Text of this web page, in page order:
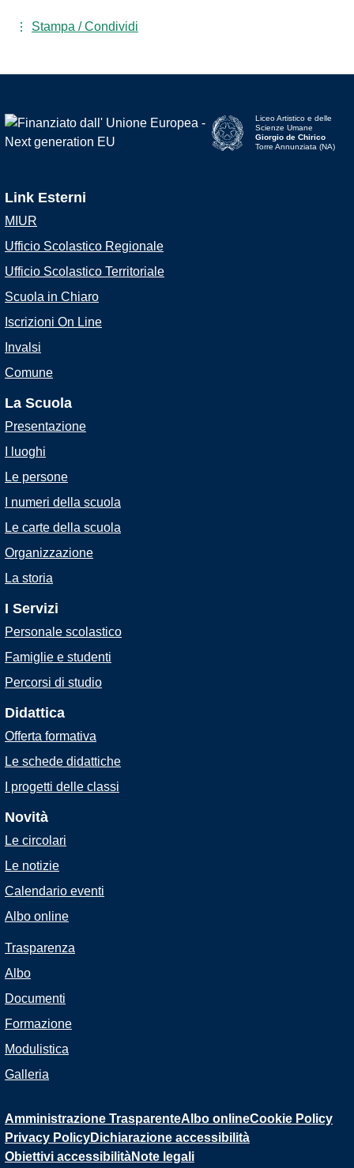
Stampa / Condividi
Liceo Artistico e delle
Scienze Umane
Giorgio de Chirico
Torre Annunziata (NA)
Link Esterni
MIUR
Ufficio Scolastico Regionale
Ufficio Scolastico Territoriale
Scuola in Chiaro
Iscrizioni On Line
Invalsi
Comune
La Scuola
Presentazione
I luoghi
Le persone
I numeri della scuola
Le carte della scuola
Organizzazione
La storia
I Servizi
Personale scolastico
Famiglie e studenti
Percorsi di studio
Didattica
Offerta formativa
Le schede didattiche
I progetti delle classi
Novità
Le circolari
Le notizie
Calendario eventi
Albo online
Trasparenza
Albo
Documenti
Formazione
Modulistica
Galleria
Amministrazione TrasparenteAlbo onlineCookie Policy
Privacy PolicyDichiarazione accessibilità
Obiettivi accessibilitàNote legali